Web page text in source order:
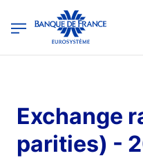
Banque de France - Menu
Exchange
parities) -